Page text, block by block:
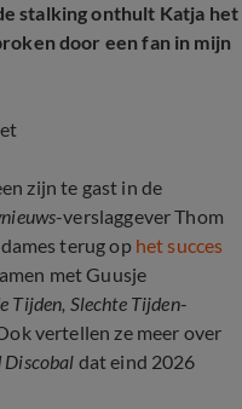
stalking onthult Katja het
door een fan in mijn
zijn te gast in de
-verslaggever Thom
terug op het succes
met Guusje
Tijden, Slechte Tijden-
vertellen ze meer over
Discobal dat eind 2026